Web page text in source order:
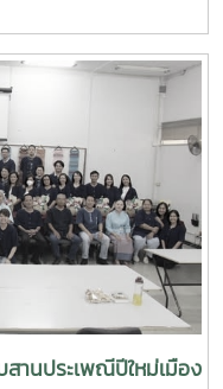
งหน่วยปฏิบัติการและห้อง
ก่อนนำเยี่ยมชมห้อง
ะฯ เพื่อแลกเปลี่ยนองค์
Agro-Industry, Maejo
Yano from Mie
OpportunitiesOn
Dr. Kanjana
Engineering and
with faculty
from the
Engineering
นี้ คณะวิศวกรรมและ
ย่างเป็นระเบียบ โดยมี ผู้
ป็นผู้ถือป้ายประจำขบวน
หนึ่งเดียวของบุคลากร
านประเพณีปีใหม่เมือง
ได้ร่วมแสดงความเคารพ
มหาวิทยาลัย อันเป็นการ
มพันธ์อันดีภายในองค์กร
วิทยาลัยแม่โจ้ จังหวัด
สาหกรรมเกษตรยังได้
าทิ การประกวดลาบ
รูปผลิตผลทางการเกษตร
สดงถึงศักยภาพและ
านประเพณีปีใหม่เมือง